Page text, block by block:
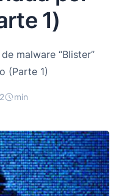
1)
malware “Blister”
(Parte 1)
min